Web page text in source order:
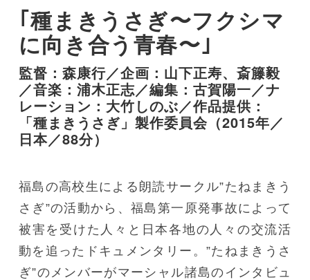
種まきうさぎ〜フクシマ
に向き合う青春〜
監督：森康行／企画：山下正寿、斎籐毅
／音楽：浦木正志／編集：古賀陽一／ナ
レーション：大竹しのぶ／作品提供：
「種まきうさぎ」製作委員会（2015年／
日本／88分）
福島の高校生による朗読サークル”たねまきう
さぎ”の活動から、福島第一原発事故によって
被害を受けた人々と日本各地の人々の交流活
動を追ったドキュメンタリー。”たねまきうさ
ぎ”のメンバーがマーシャル諸島のインタビュ